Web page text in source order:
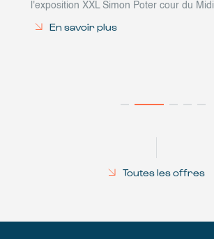
l'exposition XXL Simon Poter cour du Midi
En savoir plus
Toutes les offres